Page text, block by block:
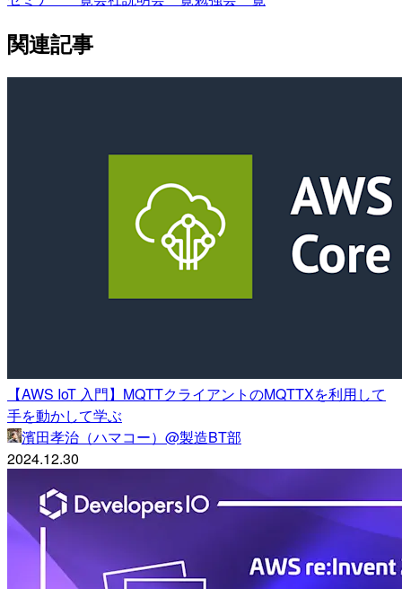
関連記事
【AWS IoT 入門】MQTTクライアントのMQTTXを利用して
手を動かして学ぶ
濱田孝治（ハマコー）@製造BT部
2024.12.30